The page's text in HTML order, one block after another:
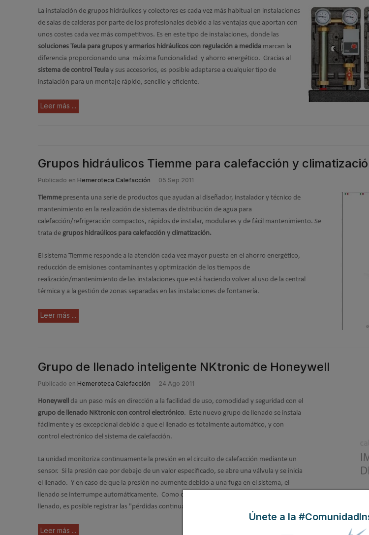
La instalación de grupos hidráulicos y colectores es cada vez más habitual en instalaciones
de salas de calderas por parte de los profesionales debido a las ventajas que aportan con
unos costes cada vez más competitivos. Es en este tipo de instalaciones, donde las
soluciones Teula para grupos y armarios hidráulicos con regulación a medida marcan la
diferencia proporcionando una máxima funcionalidad y ahorro energético. Gracias al
sistema de control Teula y sus accesorios, es posible adaptarse a cualquier tipo de
instalación para un montaje rápido, sencillo y eficiente.
Leer más ...
Grupos hidráulicos Tiemme para calefacción y
Publicado en Hemeroteca Calefacción 05 Sep 2011
Tiemme presenta una serie de productos que ayudan al diseñador, instalador y técnico de
mantenimiento en la realización de sistemas de distribución de agua para
calefacción/refrigeración compactos, rápidos de instalar, modulares y de fácil mantenimiento. Se
trata de grupos hidraúlicos para calefacción y climatización.
El sistema Tiemme responde a la atención cada vez mayor puesta en el ahorro energético,
reducción de emisiones contaminantes y optimización de los tiempos de
realización/mantenimiento de las instalaciones que está haciendo volver al uso de la central
térmica y a la gestión de zonas separadas en las instalaciones de fontanería.
Leer más ...
Grupo de llenado inteligente NKtronic de Honeywell
Publicado en Hemeroteca Calefacción 24 Ago 2011
Honeywell da un paso más en dirección a la facilidad de uso, comodidad y seguridad con el
grupo de llenado NKtronic con control electrónico. Este nuevo grupo de llenado se instala
fácilmente y es excepcional debido a que el llenado es totalmente automático, y con
control electrónico del sistema de calefacción.
La unidad monitoriza continuamente la presión en el circuito de calefacción mediante un
sensor. Si la presión cae por debajo de un valor especificado, se abre una válvula y se inicia
el llenado. Y en caso de que la presión no aumente debido a una fuga en el sistema, el
llenado se interrumpe automáticamente. Como otro sensor registra el volumen de cada
llenado, es posible registrar las "pérdidas continuas" del sistema.
Leer más ...
Únete a la